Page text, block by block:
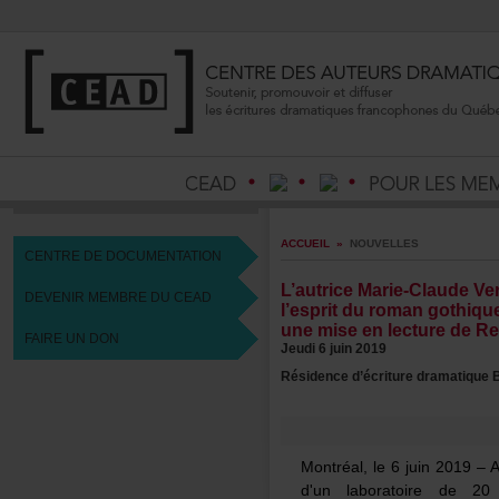
CENTREDEDOCUMENTATION
DEVENIRMEMBREDUCEAD
FAIREUNDON
ACCUEIL » NOUVELLES
L’autriceMarie-
Jeudi6juin2019